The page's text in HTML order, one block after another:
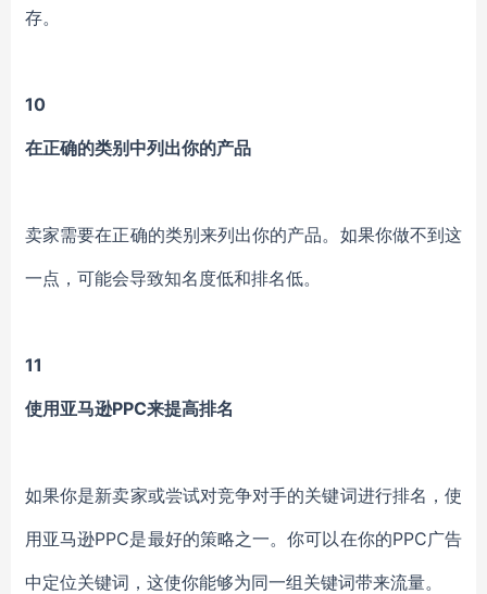
存。
10
在正确的类别中列出你的产品
卖家需要在正确的类别来列出你的产品。如果你做不到这
一点，可能会导致知名度低和排名低。
11
使用亚马逊PPC来提高排名
如果你是新卖家或尝试对竞争对手的关键词进行排名，使
用亚马逊PPC是最好的策略之一。你可以在你的PPC广告
中定位关键词，这使你能够为同一组关键词带来流量。